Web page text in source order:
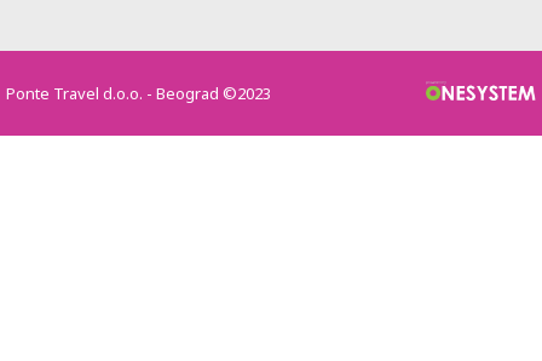
Ponte Travel d.o.o. - Beograd ©2023